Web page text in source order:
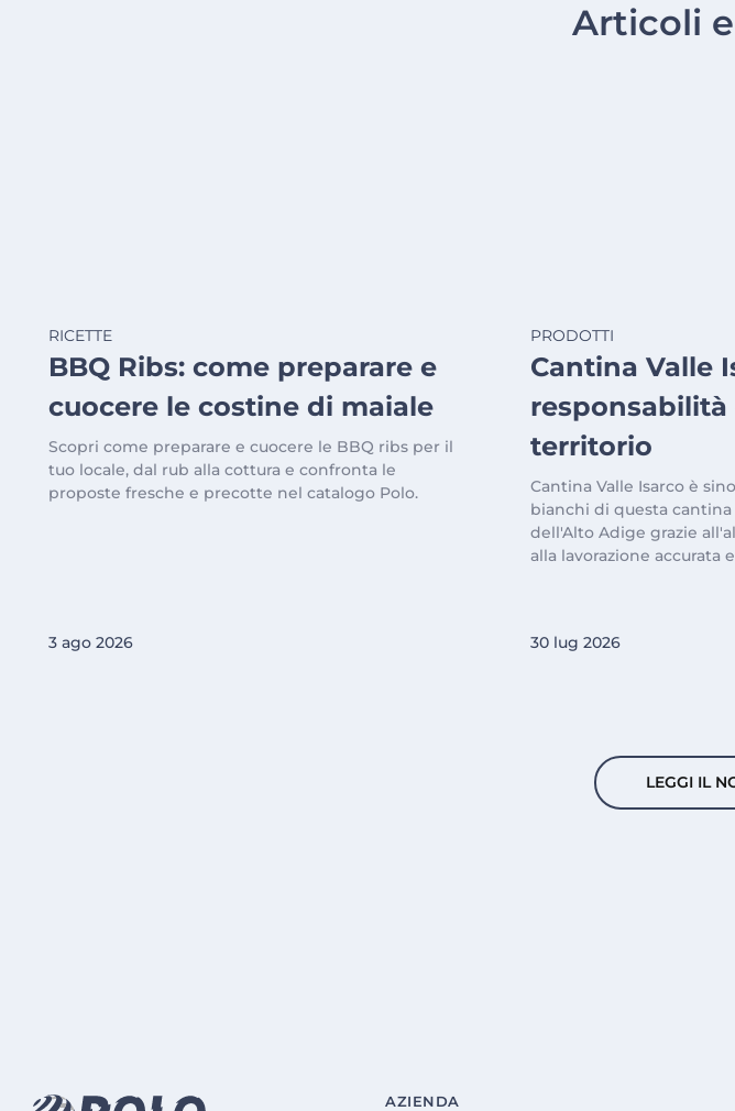
Articoli
RICETTE
BBQ Ribs: come preparare e
cuocere le costine di maiale
Scopri come preparare e cuocere le BBQ ribs per il
tuo locale, dal rub alla cottura e confronta le
proposte fresche e precotte nel catalogo Polo.
3 ago 2026
PRODOTTI
Cantina Valle
responsabilità
territorio
Cantina Valle Isarco è
bianchi di questa
dell'Alto Adige grazie
alla lavorazione accurata
30 lug 2026
LEGGI IL
AZIENDA